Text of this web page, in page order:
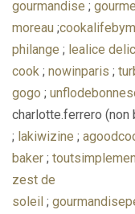
gourmandise ;
moreau ;
philange ; lealice
cook ; nowinparis ;
gogo ;
charlotte.ferrero (non
; lakiwizine ;
baker ;
zest de
soleil ;